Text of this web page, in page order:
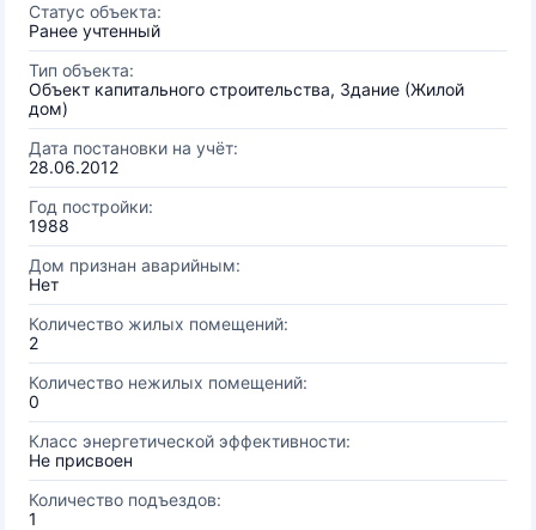
Статус объекта:
Ранее учтенный
Тип объекта:
Объект капитального строительства, Здание (Жилой
дом)
Дата постановки на учёт:
28.06.2012
Год постройки:
1988
Дом признан аварийным:
Нет
Количество жилых помещений:
2
Количество нежилых помещений:
0
Класс энергетической эффективности:
Не присвоен
Количество подъездов:
1